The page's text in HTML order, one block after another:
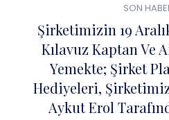
SON
Şirketimizin 19
Kılavuz Kaptan Ve
Yemekte; Şirket
Hediyeleri,
Aykut Erol